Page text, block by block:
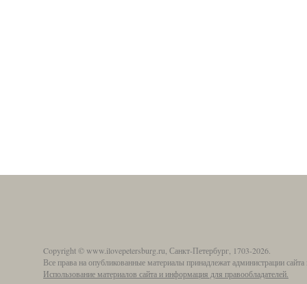
Copyright © www.ilovepetersburg.ru, Санкт-Петербург, 1703-2026.
Все права на опубликованные материалы принадлежат администрации
Использование материалов сайта и информация для правообладателей.